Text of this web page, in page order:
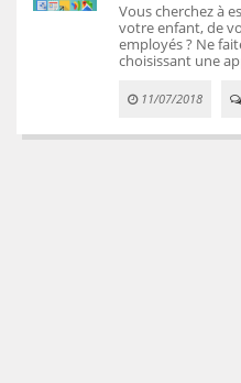
Vous cherchez à
votre enfant, de
employés ? Ne
choisissant une
11/07/2018